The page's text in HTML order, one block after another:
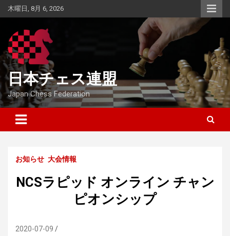
Skip
to
木曜日, 8月 6, 2026
日本チェス連盟
Japan Chess Federation
お知らせ 大会情報
NCSラピッド オンライン チャン
ピオンシップ
2020-07-09